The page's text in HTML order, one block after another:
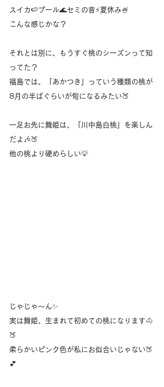
スイカ🍉プール🌊セミの音⚡️夏休み🍧
こんな感じかな？
それとは別に、もうすぐ桃のシーズンって知
ってた？
福島では、「あかつき」っていう種類の桃が
8月の半ばぐらいが旬になるみたい🍑
一足お先に舞姫は、「川中島白桃」を楽しん
だよ🎶🍑
他の桃より硬めらしい💡
じゃじゃ〜ん✨️
実は舞姫、生まれて初めての桃になります🐴
🍑
柔らかいピンク色が私にお似合いじゃない🍑
💕